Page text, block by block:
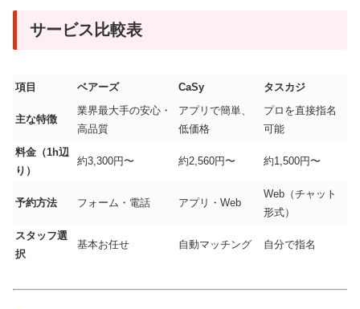
サービス比較表
項目 ベアーズ CaSy タスカジ
主な特徴
業界最大手の安心・
高品質
アプリで簡単、
低価格
プロを直接指名
可能
料金（1h辺
り）
約3,300円〜 約2,560円〜 約1,500円〜
予約方法 フォーム・電話 アプリ・Web
Web（チャット
形式）
スタッフ選
択
基本お任せ 自動マッチング 自分で指名